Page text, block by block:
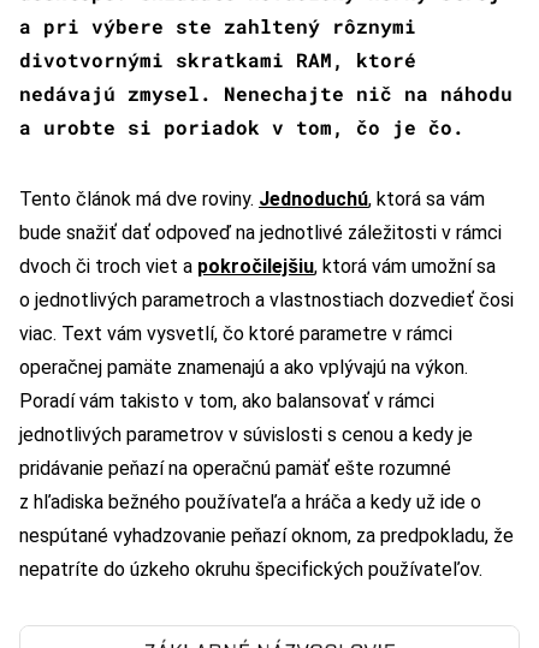
a pri výbere ste zahltený rôznymi
divotvornými skratkami RAM, ktoré
nedávajú zmysel. Nenechajte nič na náhodu
a urobte si poriadok v tom, čo je čo.
Tento článok má dve roviny. Jednoduchú, ktorá sa vám
bude snažiť dať odpoveď na jednotlivé záležitosti v rámci
dvoch či troch viet a pokročilejšiu, ktorá vám umožní sa
o jednotlivých parametroch a vlastnostiach dozvedieť čosi
viac. Text vám vysvetlí, čo ktoré parametre v rámci
operačnej pamäte znamenajú a ako vplývajú na výkon.
Poradí vám takisto v tom, ako balansovať v rámci
jednotlivých parametrov v súvislosti s cenou a kedy je
pridávanie peňazí na operačnú pamäť ešte rozumné
z hľadiska bežného používateľa a hráča a kedy už ide o
nespútané vyhadzovanie peňazí oknom, za predpokladu, že
nepatríte do úzkeho okruhu špecifických používateľov.